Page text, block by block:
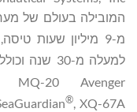
מ-9 מיליון שעות טיסה, ליין ה- Predator
למעלה מ-30 שנה וכולל את MQ-9A Reaper
20 Avenger
®